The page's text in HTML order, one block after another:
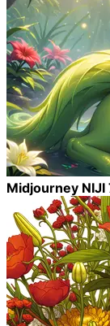
Midjourney NIJI